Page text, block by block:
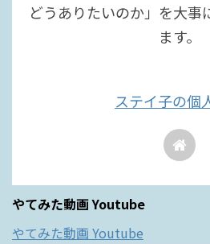
どうありたいのか」を大事
ます。
ステイ子の個
やてみた動画 Youtube
やてみた動画 Youtube